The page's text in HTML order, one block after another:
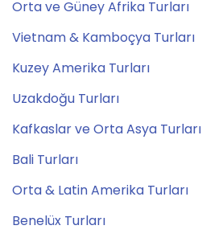
Orta ve Güney Afrika Turları
Vietnam & Kamboçya Turları
Kuzey Amerika Turları
Uzakdoğu Turları
Kafkaslar ve Orta Asya Turları
Bali Turları
Orta & Latin Amerika Turları
Benelüx Turları